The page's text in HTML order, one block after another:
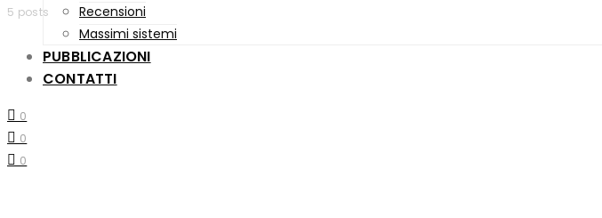
Recensioni
Massimi sistemi
PUBBLICAZIONI
CONTATTI
0
0
0
5 posts